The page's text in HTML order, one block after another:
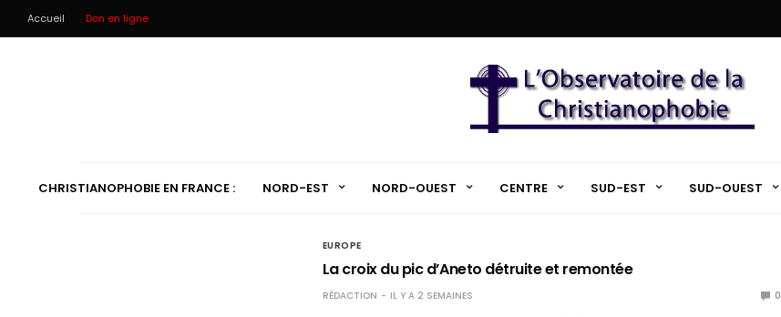
Accueil Don en ligne
CHRISTIANOPHOBIE EN FRANCE : NORD-EST NORD-OUEST CENTRE SUD-EST SUD-OUEST
EUROPE
La croix du pic d’Aneto détruite et remontée
RÉDACTION IL Y A 2 SEMAINES 0